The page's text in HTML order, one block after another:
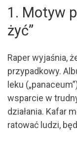
1. Motyw
żyć”
Raper wyjaśnia,
przypadkowy.
leku
wsparcie w
działania. Kafar
ratować ludzi,